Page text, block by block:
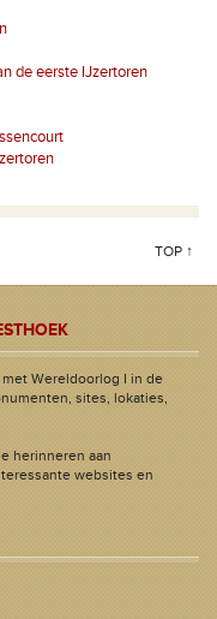
de eerste IJzertoren
TOP ↑
Wereldoorlog I in de
sites, lokaties,
herinneren aan
websites en